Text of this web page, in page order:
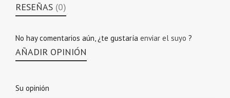
RESEÑAS (0)
No hay comentarios aún, ¿te gustaría enviar el suyo ?
AÑADIR OPINIÓN
Su opinión